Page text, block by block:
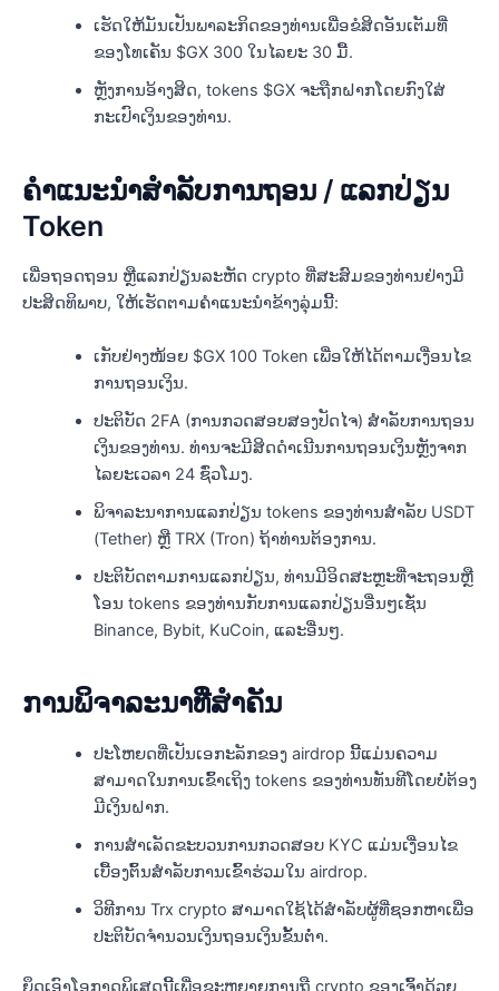
ເຮັດໃຫ້ມັນເປັນພາລະກິດຂອງທ່ານເພື່ອຂໍສິດອັນເຕັມທີ່
ຂອງໂທເຄັນ $GX 300 ໃນໄລຍະ 30 ມື້.
ຫຼັງການອ້າງສິດ, tokens $GX ຈະຖືກຝາກໂດຍກົງໃສ່
ກະເປົາເງິນຂອງທ່ານ.
ຄໍາແນະນໍາສໍາລັບການຖອນ / ແລກປ່ຽນ
Token
ເພື່ອຖອດຖອນ ຫຼືແລກປ່ຽນລະຫັດ crypto ທີ່ສະສົມຂອງທ່ານຢ່າງມີ
ປະສິດທິພາບ, ໃຫ້ເຮັດຕາມຄຳແນະນຳຂ້າງລຸ່ມນີ້:
ເກັບຢ່າງໜ້ອຍ $GX 100 Token ເພື່ອໃຫ້ໄດ້ຕາມເງື່ອນໄຂ
ການຖອນເງິນ.
ປະຕິບັດ 2FA (ການກວດສອບສອງປັດໄຈ) ສໍາລັບການຖອນ
ເງິນຂອງທ່ານ. ທ່ານຈະມີສິດດໍາເນີນການຖອນເງິນຫຼັງຈາກ
ໄລຍະເວລາ 24 ຊົ່ວໂມງ.
ພິຈາລະນາການແລກປ່ຽນ tokens ຂອງທ່ານສໍາລັບ USDT
(Tether) ຫຼື TRX (Tron) ຖ້າທ່ານຕ້ອງການ.
ປະຕິບັດຕາມການແລກປ່ຽນ, ທ່ານມີອິດສະຫຼະທີ່ຈະຖອນຫຼື
ໂອນ tokens ຂອງທ່ານກັບການແລກປ່ຽນອື່ນໆເຊັ່ນ
Binance, Bybit, KuCoin, ແລະອື່ນໆ.
ການພິຈາລະນາທີ່ສໍາຄັນ
ປະໂຫຍດທີ່ເປັນເອກະລັກຂອງ airdrop ນີ້ແມ່ນຄວາມ
ສາມາດໃນການເຂົ້າເຖິງ tokens ຂອງທ່ານທັນທີໂດຍບໍ່ຕ້ອງ
ມີເງິນຝາກ.
ການສໍາເລັດຂະບວນການກວດສອບ KYC ແມ່ນເງື່ອນໄຂ
ເບື້ອງຕົ້ນສໍາລັບການເຂົ້າຮ່ວມໃນ airdrop.
ວິທີການ Trx crypto ສາມາດໃຊ້ໄດ້ສໍາລັບຜູ້ທີ່ຊອກຫາເພື່ອ
ປະຕິບັດຈໍານວນເງິນຖອນເງິນຂັ້ນຕ່ໍາ.
ຍຶດເອົາໂອກາດພິເສດນີ້ເພື່ອຂະຫຍາຍການຖື crypto ຂອງເຈົ້າດ້ວຍ